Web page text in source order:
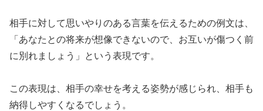
相手に対して思いやりのある言葉を伝えるための例文は、
「あなたとの将来が想像できないので、お互いが傷つく前
に別れましょう」という表現です。
この表現は、相手の幸せを考える姿勢が感じられ、相手も
納得しやすくなるでしょう。